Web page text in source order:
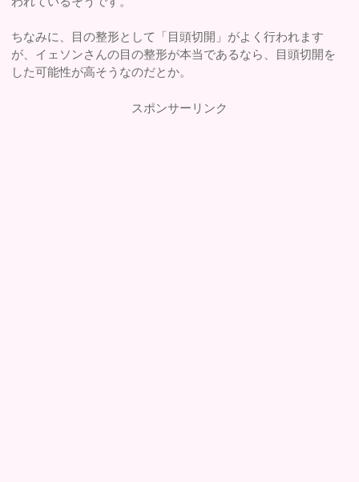
ちなみに、目の整形として「目頭切開」がよく行われます
が、イェソンさんの目の整形が本当であるなら、目頭切開を
した可能性が高そうなのだとか。
スポンサーリンク